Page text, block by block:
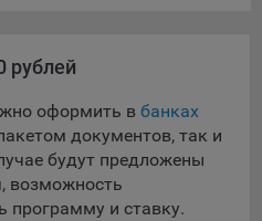
Google, Inc. Адрес: Google,
Политика
которая позволяет
предоставляемых
рублей
оформить в банках
документов, так и
будут предложены
возможность
программу и ставку.